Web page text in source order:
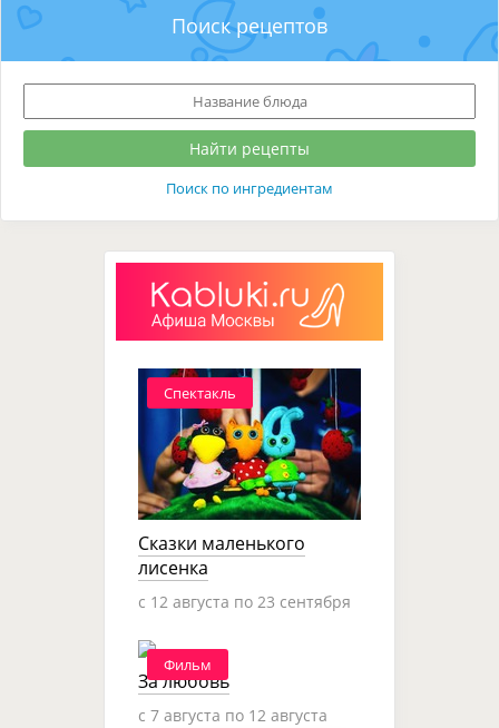
Поиск рецептов
Поиск по ингредиентам
Спектакль
Сказки маленького
лисенка
c 12 августа по 23 сентября
Фильм
За любовь
c 7 августа по 12 августа